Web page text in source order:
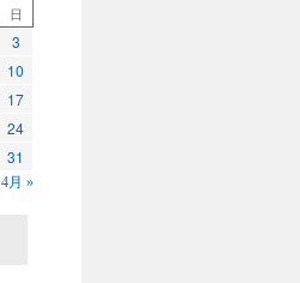
日
3
10
17
24
31
4月 »